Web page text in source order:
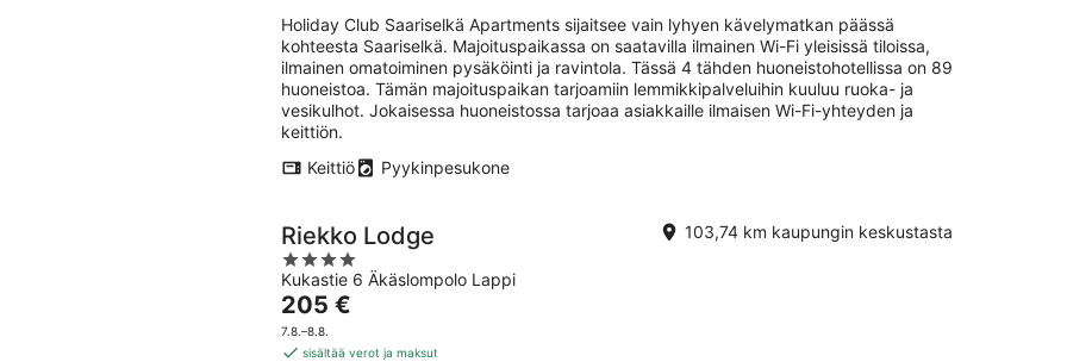
yö
Holiday Club Saariselkä Apartments sijaitsee vain lyhyen kävelymatkan päässä
kohteesta Saariselkä. Majoituspaikassa on saatavilla ilmainen Wi-Fi yleisissä tiloissa,
ilmainen omatoiminen pysäköinti ja ravintola. Tässä 4 tähden huoneistohotellissa on 89
huoneistoa. Tämän majoituspaikan tarjoamiin lemmikkipalveluihin kuuluu ruoka- ja
vesikulhot. Jokaisessa huoneistossa tarjoaa asiakkaille ilmaisen Wi-Fi-yhteyden ja
keittiön.
Keittiö
Pyykinpesukone
Riekko Lodge
4
out
of
5
Kukastie 6 Äkäslompolo Lappi
103,74 km kaupungin keskustasta
Hinta
on
205 €
205 €
7.8.–8.8.
sisältää verot ja maksut